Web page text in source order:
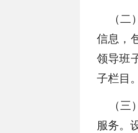
（二
信息，
领导班
子栏目。
（三
服务。